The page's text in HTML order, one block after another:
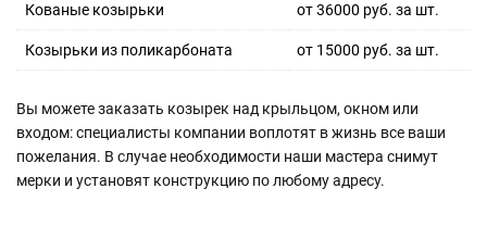
Кованые козырьки от36000 руб. за шт.
Козырьки из поликарбоната от 15000 руб. за шт.
Вы можете заказать козырек над крыльцом, окном или
входом: специалисты компании воплотят в жизнь все ваши
пожелания. В случае необходимости наши мастера снимут
мерки и установят конструкцию по любому адресу.